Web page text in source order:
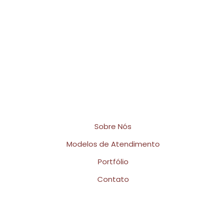
Sobre Nós
Modelos de Atendimento
Portfólio
Contato